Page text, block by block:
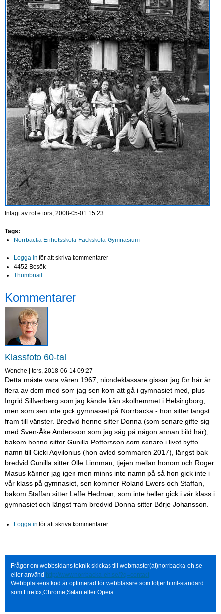
Inlagt av roffe tors, 2008-05-01 15:23
Tags:
Norrbacka Enhetsskola-Fackskola-Gymnasium
Logga in för att skriva kommentarer
4452 Besök
Thumbnail
Kommentarer
Klassfoto 60-tal
Wenche tors, 2018-06-14 09:27
Detta måste vara våren 1967, niondeklassare gissar jag för här är
flera av dem med som jag sen kom att gå i gymnasiet med, plus
Ingrid Silfverberg som jag kände från skolhemmet i Helsingborg,
men som sen inte gick gymnasiet på Norrbacka - hon sitter längst
fram till vänster. Bredvid henne sitter Donna (som senare gifte sig
med Sven-Åke Andersson som jag såg på någon annan bild här),
bakom henne sitter Gunilla Pettersson som senare i livet bytte
namn till Cicki Aqvilonius (hon avled sommaren 2017), längst bak
bredvid Gunilla sitter Olle Linnman, tjejen mellan honom och Roger
Masus känner jag igen men minns inte namn på så hon gick inte i
vår klass på gymnasiet, sen kommer Roland Ewers och Staffan,
bakom Staffan sitter Leffe Hedman, som inte heller gick i vår klass i
gymnasiet och längst fram bredvid Donna sitter Börje Johansson.
Logga in för att skriva kommentarer
Frågor om webbsidans teknik skickas till webmaster(at)norrbacka-eh.se
eller använd http://www.norrbacka-eh.se/?q=contact
Webbplatsens kod är optimerad för webbläsare som följer html-standard
som Firefox,Chrome,Safari eller Opera.